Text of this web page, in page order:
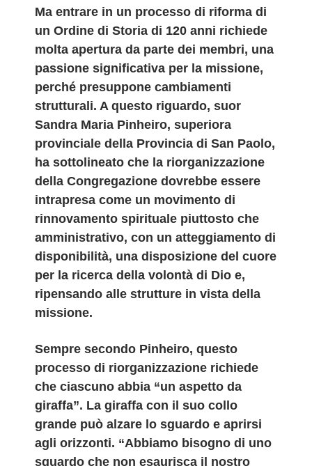
Ma entrare in un processo di riforma di
un Ordine di Storia di 120 anni richiede
molta apertura da parte dei membri, una
passione significativa per la missione,
perché presuppone cambiamenti
strutturali.​ A questo riguardo, suor
Sandra Maria Pinheiro, superiora
provinciale della Provincia di San Paolo,
ha sottolineato che la riorganizzazione
della Congregazione dovrebbe essere
intrapresa come un movimento di
rinnovamento spirituale piuttosto che
amministrativo, con un atteggiamento di
disponibilità, una disposizione del cuore
per la ricerca della volontà di Dio e,
ripensando alle strutture in vista della
missione.
Sempre secondo Pinheiro, questo
processo di riorganizzazione richiede
che ciascuno abbia “un aspetto da
giraffa”. La giraffa con il suo collo
grande può alzare lo sguardo e aprirsi
agli orizzonti. “Abbiamo bisogno di uno
sguardo che non esaurisca il nostro